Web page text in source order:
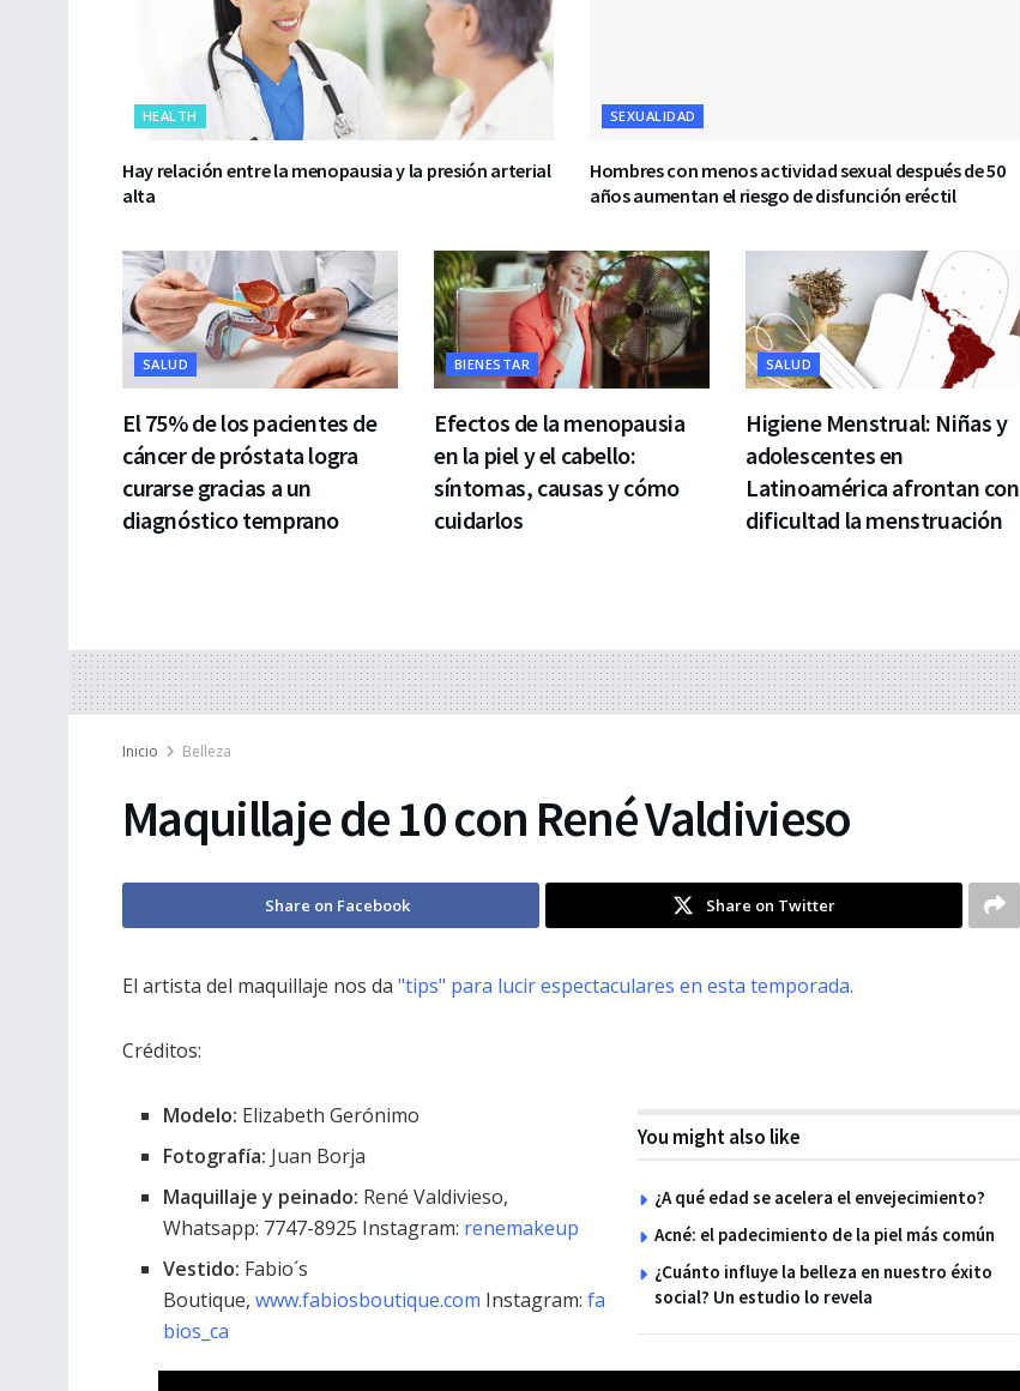
HEALTH
Hay relación entre la menopausia y la presión arterial
alta
SEXUALIDAD
Hombres con menos actividad sexual después de 50
años aumentan el riesgo de disfunción eréctil
SALUD
El 75% de los pacientes de
cáncer de próstata logra
curarse gracias a un
diagnóstico temprano
BIENESTAR
Efectos de la menopausia
en la piel y el cabello:
síntomas, causas y cómo
cuidarlos
SALUD
Higiene Menstrual: Niñas y
adolescentes en
Latinoamérica afrontan con
dificultad la menstruación
Inicio Belleza
Maquillaje de 10 con René Valdivieso
Share on Facebook Share on Twitter
El artista del maquillaje nos da "tips" para lucir espectaculares en esta temporada.
Créditos:
You might also like
¿A qué edad se acelera el envejecimiento?
Acné: el padecimiento de la piel más común
¿Cuánto influye la belleza en nuestro éxito
social? Un estudio lo revela
Modelo: Elizabeth Gerónimo
Fotografía: Juan Borja
Maquillaje y peinado: René Valdivieso,
Whatsapp: 7747-8925 Instagram: renemakeup
Vestido: Fabio´s
Boutique, www.fabiosboutique.com Instagram:fa
bios_ca